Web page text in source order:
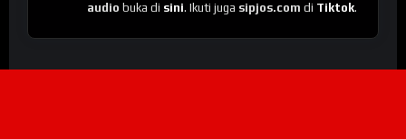
audio buka di sini. Ikuti juga sipjos.com di Tiktok.